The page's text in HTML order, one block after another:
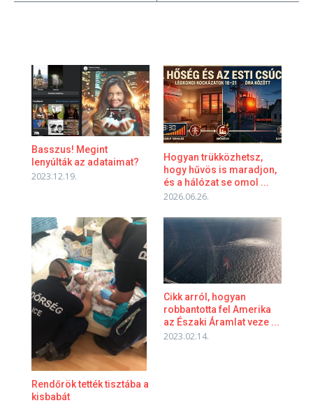
Basszus! Megint
lenyúlták az adataimat?
2023.12.19.
Hogyan trükközhetsz,
hogy hűvös is maradjon,
és a hálózat se omol ...
2026.06.26.
Rendőrök tették tisztába a
kisbabát
Cikk arról, hogyan
robbantotta fel Amerika
az Északi Áramlat veze ...
2023.02.14.